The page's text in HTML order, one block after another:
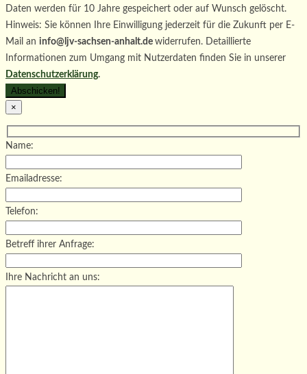
Daten werden für 10 Jahre gespeichert oder auf Wunsch gelöscht.
Hinweis: Sie können Ihre Einwilligung jederzeit für die Zukunft per E-
Mail an info@ljv-sachsen-anhalt.de widerrufen. Detaillierte
Informationen zum Umgang mit Nutzerdaten finden Sie in unserer
Datenschutzerklärung.
×
Name:
Emailadresse:
Telefon:
Betreff ihrer Anfrage:
Ihre Nachricht an uns: